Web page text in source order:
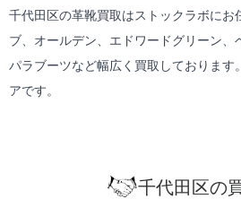
千代田区の革靴買取はストックラボにお
ブ、オールデン、エドワードグリーン、
パラブーツなど幅広く買取しております
アです。
千代田区の